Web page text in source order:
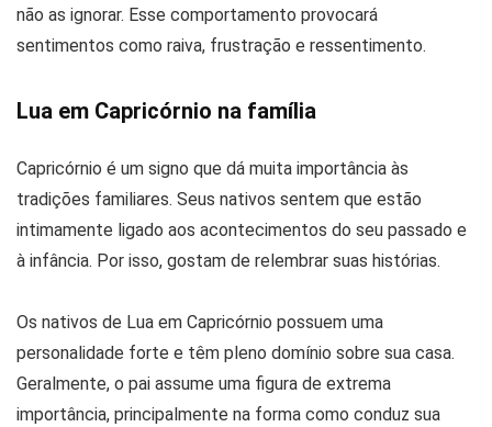
não as ignorar. Esse comportamento provocará
sentimentos como raiva, frustração e ressentimento.
Lua em Capricórnio na família
Capricórnio é um signo que dá muita importância às
tradições familiares. Seus nativos sentem que estão
intimamente ligado aos acontecimentos do seu passado e
à infância. Por isso, gostam de relembrar suas histórias.
Os nativos de Lua em Capricórnio possuem uma
personalidade forte e têm pleno domínio sobre sua casa.
Geralmente, o pai assume uma figura de extrema
importância, principalmente na forma como conduz sua